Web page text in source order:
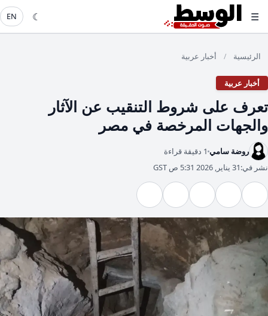
☰
☾
EN
الرئيسية / أخبار عربية
أخبار عربية
تعرف على شروط التنقيب عن الآثار
والجهات المرخصة في مصر
روضة سامي 1 دقيقة قراءة
نشر في:31 يناير, 2026 5:31 ص GST